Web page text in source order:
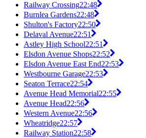
Railway Crossing22:48
Burnlea Gardens22:48
Shulton's Factory22:50
Delaval Avenue22:51
Astley High School22:51
Elsdon Avenue Shops22:52
Elsdon Avenue East End22:53
Westbourne Garage22:53
Seaton Terrace22:54
Avenue Head Memorial22:55
Avenue Head22:56
Western Avenue22:56
Wheatridge22:57
Railway Station22:58